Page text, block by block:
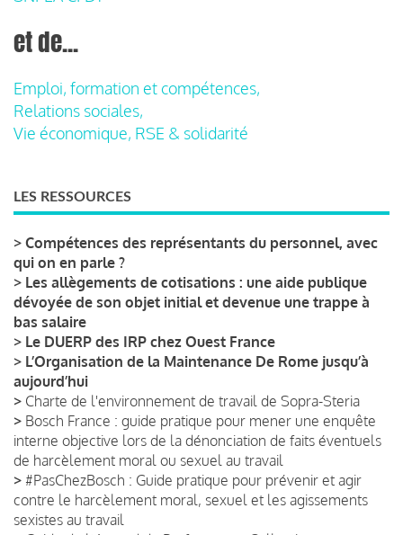
et de...
Emploi, formation et compétences,
Relations sociales,
Vie économique, RSE & solidarité
LES RESSOURCES
> Compétences des représentants du personnel, avec
qui on en parle ?
> Les allègements de cotisations : une aide publique
dévoyée de son objet initial et devenue une trappe à
bas salaire
> Le DUERP des IRP chez Ouest France
> L’Organisation de la Maintenance De Rome jusqu’à
aujourd’hui
> Charte de l'environnement de travail de Sopra-Steria
> Bosch France : guide pratique pour mener une enquête
interne objective lors de la dénonciation de faits éventuels
de harcèlement moral ou sexuel au travail
> #PasChezBosch : Guide pratique pour prévenir et agir
contre le harcèlement moral, sexuel et les agissements
sexistes au travail